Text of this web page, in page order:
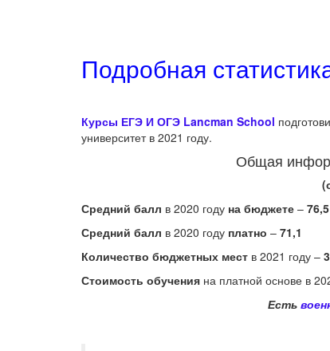
Подробная
Курсы ЕГЭ И ОГЭ Lancman School
университет в 2021 году.
Общая
Средний балл в 2020 году на бюджете – 76,5
Средний балл в 2020 году платно – 71,1
Количество бюджетных мест в 2021 году –
Стоимость обучения на платной основе в
Есть